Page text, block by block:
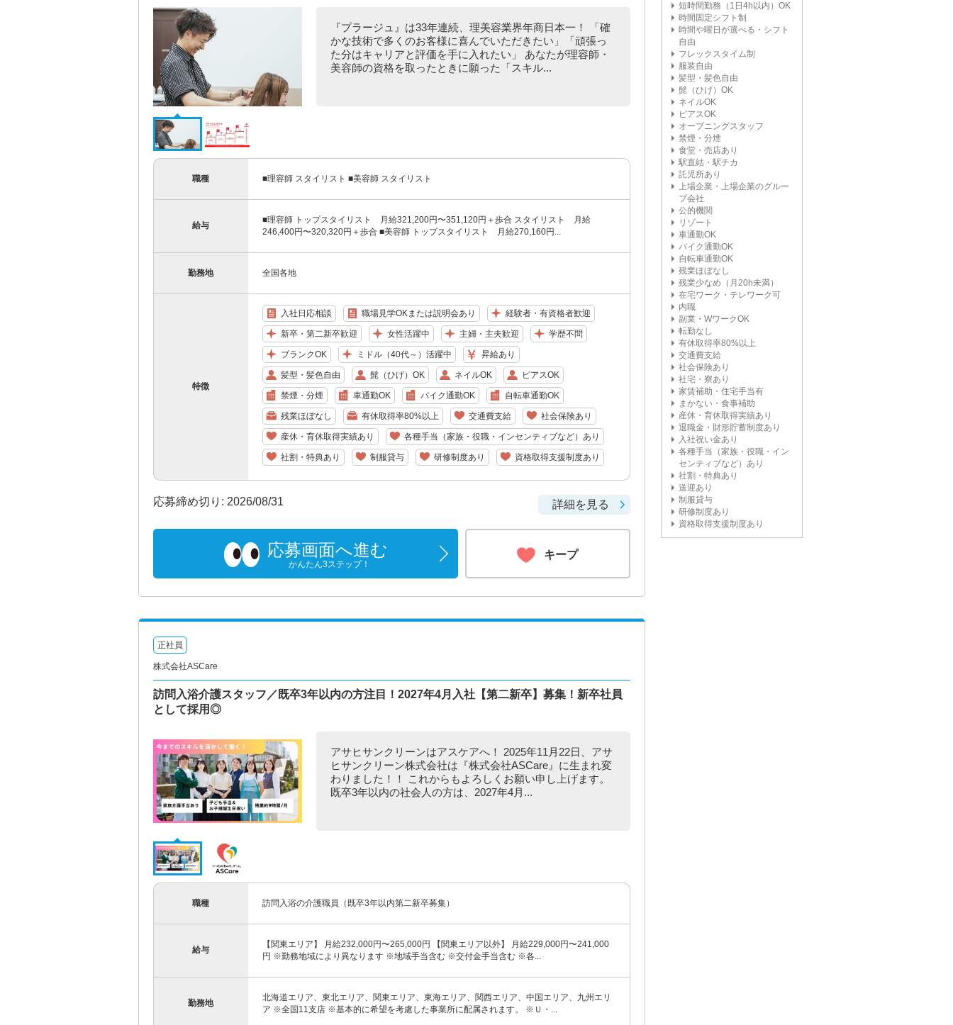
『プラージュ』は33年連続、理美容業界年商日本一！ 「確
かな技術で多くのお客様に喜んでいただきたい」「頑張っ
た分はキャリアと評価を手に入れたい」 あなたが理容師・
美容師の資格を取ったときに願った「スキル...
職種 ■理容師 スタイリスト ■美容師 スタイリスト
給与
■理容師 トップスタイリスト 月給321,200円〜351,120円＋歩合 スタイリスト 月給
246,400円〜320,320円＋歩合 ■美容師 トップスタイリスト 月給270,160円...
勤務地 全国各地
特徴
入社日応相談 職場見学OKまたは説明会あり 経験者・有資格者歓迎
新卒・第二新卒歓迎 女性活躍中 主婦・主夫歓迎 学歴不問
ブランクOK ミドル（40代～）活躍中 昇給あり
髪型・髪色自由 髭（ひげ）OK ネイルOK ピアスOK
禁煙・分煙 車通勤OK バイク通勤OK 自転車通勤OK
残業ほぼなし 有休取得率80%以上 交通費支給 社会保険あり
産休・育休取得実績あり 各種手当（家族・役職・インセンティブなど）あり
社割・特典あり 制服貸与 研修制度あり 資格取得支援制度あり
応募締め切り: 2026/08/31 詳細を見る
応募画面へ進む
かんたん3ステップ！
キープ
正社員
株式会社ASCare
訪問入浴介護スタッフ／既卒3年以内の方注目！2027年4月入社【第二新卒】募集！新卒社員
として採用◎
アサヒサンクリーンはアスケアへ！ 2025年11月22日、アサ
ヒサンクリーン株式会社は『株式会社ASCare』に生まれ変
わりました！！ これからもよろしくお願い申し上げます。
既卒3年以内の社会人の方は、2027年4月...
職種 訪問入浴の介護職員（既卒3年以内第二新卒募集）
給与
【関東エリア】 月給232,000円〜265,000円 【関東エリア以外】 月給229,000円〜241,000
円 ※勤務地域により異なります ※地域手当含む ※交付金手当含む ※各...
勤務地
北海道エリア、東北エリア、関東エリア、東海エリア、関西エリア、中国エリア、九州エリ
ア ※全国11支店 ※基本的に希望を考慮した事業所に配属されます。 ※Ｕ・...
短時間勤務（1日4h以内）OK
時間固定シフト制
時間や曜日が選べる・シフト
自由
フレックスタイム制
服装自由
髪型・髪色自由
髭（ひげ）OK
ネイルOK
ピアスOK
オープニングスタッフ
禁煙・分煙
食堂・売店あり
駅直結・駅チカ
託児所あり
上場企業・上場企業のグルー
プ会社
公的機関
リゾート
車通勤OK
バイク通勤OK
自転車通勤OK
残業ほぼなし
残業少なめ（月20h未満）
在宅ワーク・テレワーク可
内職
副業・WワークOK
転勤なし
有休取得率80%以上
交通費支給
社会保険あり
社宅・寮あり
家賃補助・住宅手当有
まかない・食事補助
産休・育休取得実績あり
退職金・財形貯蓄制度あり
入社祝い金あり
各種手当（家族・役職・イン
センティブなど）あり
社割・特典あり
送迎あり
制服貸与
研修制度あり
資格取得支援制度あり